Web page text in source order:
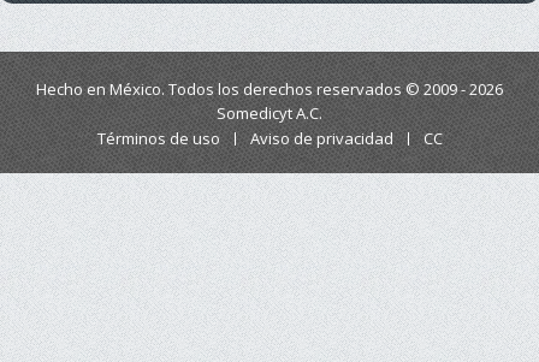
Hecho en México. Todos los derechos reservados © 2009 - 2026
Somedicyt A.C.
Términos de uso
Aviso de privacidad CC